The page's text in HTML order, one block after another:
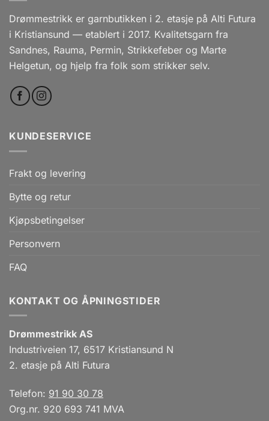
Drømmestrikk er garnbutikken i 2. etasje på Alti Futura
i Kristiansund — etablert i 2017. Kvalitetsgarn fra
Sandnes, Rauma, Permin, Strikkefeber og Marte
Helgetun, og hjelp fra folk som strikker selv.
KUNDESERVICE
Frakt og levering
Bytte og retur
Kjøpsbetingelser
Personvern
FAQ
KONTAKT OG ÅPNINGSTIDER
Drømmestrikk AS
Industriveien 17, 6517 Kristiansund N
2. etasje på Alti Futura
Telefon: 91 90 30 78
Org.nr. 920 693 741 MVA